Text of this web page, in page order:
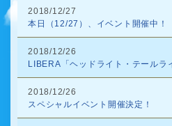
2018/12/27
本日（12/27）、イベント開催中！
2018/12/26
LIBERA「ヘッドライト・テールラ
2018/12/26
スペシャルイベント開催決定！